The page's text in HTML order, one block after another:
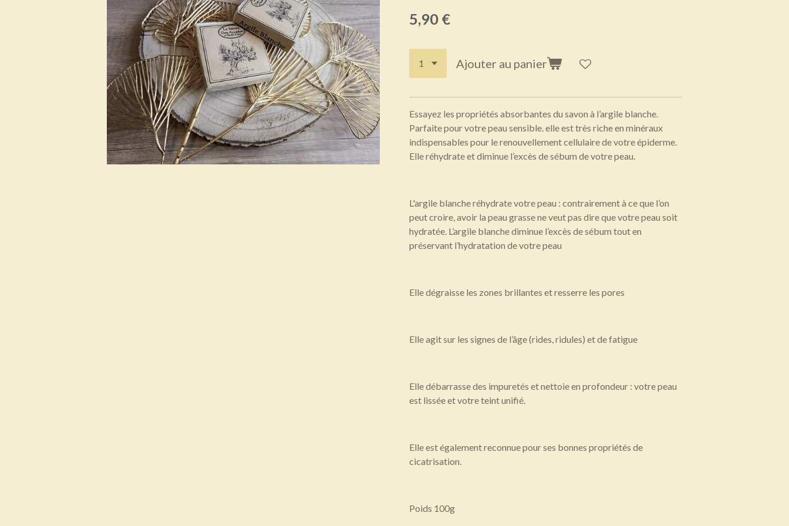
5,90 €
Ajouter au panier
Essayez les propriétés absorbantes du savon à l’argile blanche.
Parfaite pour votre peau sensible. elle est très riche en minéraux
indispensables pour le renouvellement cellulaire de votre épiderme.
Elle réhydrate et diminue l’excès de sébum de votre peau.
L'argile blanche réhydrate votre peau : contrairement à ce que l’on
peut croire, avoir la peau grasse ne veut pas dire que votre peau soit
hydratée. L’argile blanche diminue l’excès de sébum tout en
préservant l’hydratation de votre peau
Elle dégraisse les zones brillantes et resserre les pores
Elle agit sur les signes de l’âge (rides, ridules) et de fatigue
Elle débarrasse des impuretés et nettoie en profondeur : votre peau
est lissée et votre teint unifié.
Elle est également reconnue pour ses bonnes propriétés de
cicatrisation.
Poids 100g